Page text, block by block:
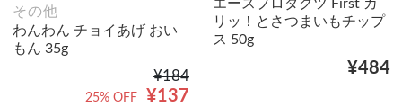
その他
わんわん チョイあげ おい
もん 35g
¥184
¥137
25% OFF
エースプロダクツ First カ
リッ！とさつまいもチップ
ス 50g
¥484